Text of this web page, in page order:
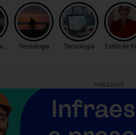
TempoTecnologia Tecnologia Estilo de
PUBLICIDADE